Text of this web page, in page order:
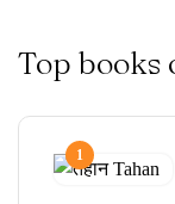
Top books
1